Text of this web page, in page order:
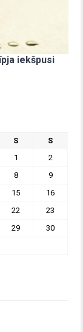
iekšpusi
S
S
1
2
8
9
15
16
22
23
29
30